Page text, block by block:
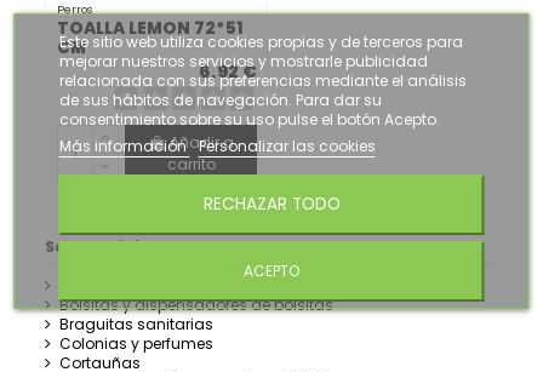
Perros
TOALLA LEMON 72*51
CM
6,92 €
Añadir a
carrito
Salud e higiene
Bolsitas y dispensadores de bolsitas
Braguitas sanitarias
Colonias y perfumes
Cortauñas
Este sitio web utiliza cookies propias y de terceros para
mejorar nuestros servicios y mostrarle publicidad
relacionada con sus preferencias mediante el análisis
de sus hábitos de navegación. Para dar su
consentimiento sobre su uso pulse el botón Acepto.
Más información Personalizar las cookies
RECHAZAR TODO
ACEPTO